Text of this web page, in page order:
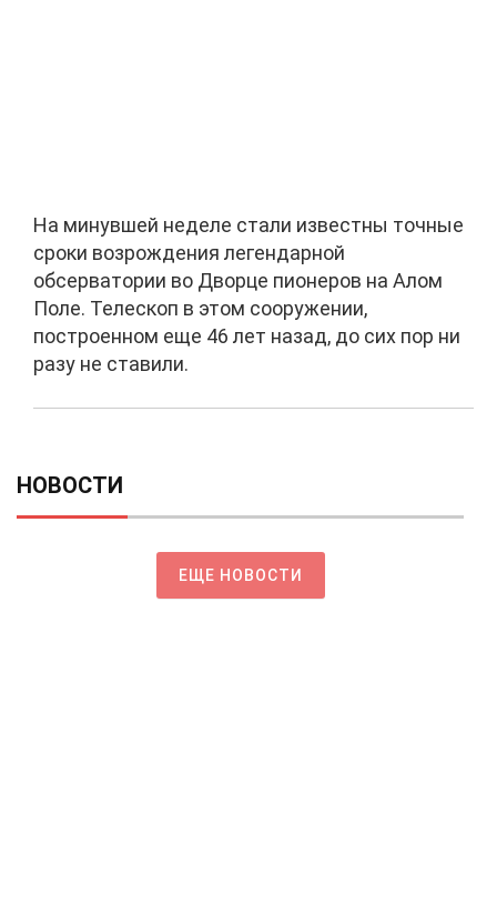
На минувшей неделе стали известны точные
сроки возрождения легендарной
обсерватории во Дворце пионеров на Алом
Поле. Телескоп в этом сооружении,
построенном еще 46 лет назад, до сих пор ни
разу не ставили.
НОВОСТИ
ЕЩЕ НОВОСТИ